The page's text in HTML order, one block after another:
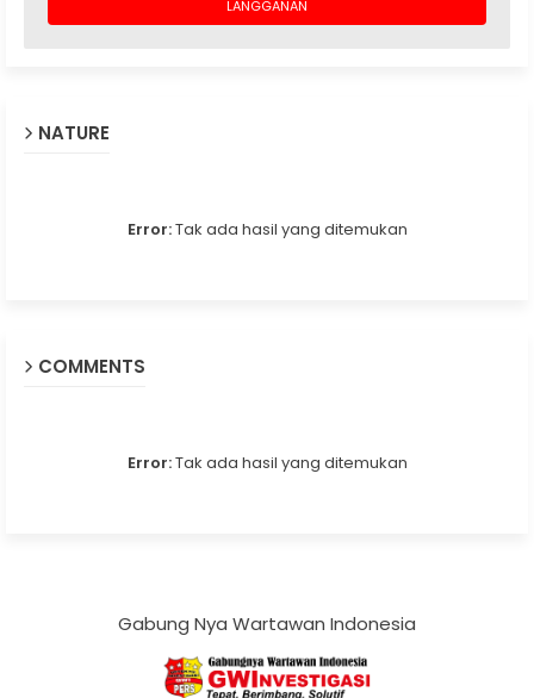
NATURE
Error:Tak ada hasil yang ditemukan
COMMENTS
Error:Tak ada hasil yang ditemukan
Gabung Nya Wartawan Indonesia